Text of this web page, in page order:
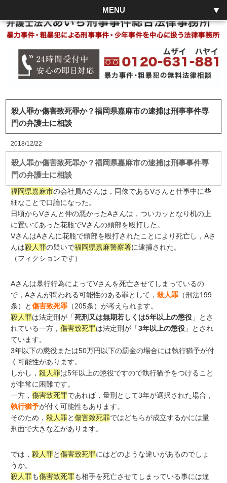
MENU
殺人罪か傷害致死罪か？福岡県嘉麻市の逮捕は刑事事件専
門の弁護士に相談
2018/12/22
殺人罪か傷害致死罪か？福岡県嘉麻市の逮捕は刑事事件専
門の弁護士に相談
福岡県嘉麻市の会社員Aさんは，同僚であるVさんと仕事中に些
細なことで口論になった。
日頃からVさんと仲の悪かったAさんは，ついカッとなり机の上
に置いてあった花瓶でVさんの頭部を殴打した。
VさんはAさんに花瓶で頭部を殴打されたことにより死亡し，Aさ
んは殺人罪の疑いで福岡県嘉麻警察署に逮捕された。
（フィクションです）
Aさんは暴行行為によってVさんを死亡させてしまっているの
で，Aさんが問われる可能性のある罪として，殺人罪 （刑法199
条）と傷害致死罪 （205条）が考えられます。
殺人罪は法定刑が「死刑又は無期若しくは5年以上の懲役 」とさ
れている一方，傷害致死罪は法定刑が「3年以上の懲役 」とされ
ています。
3年以下の懲役または50万円以下の罰金の場合には執行猶予が付
く可能性があります。
しかし，殺人罪は5年以上の懲役ですので執行猶予をつけること
が非常に困難です。
一方，傷害致死罪であれば，量刑として3年が選択された場合，
執行猶予が付く可能性もあります。
そのため，殺人罪と傷害致死罪ではどちらが成立するかには量
刑面で大きな差があります。
では，殺人罪と傷害致死罪にはどのような違いがあるのでしょ
うか。
殺人罪も傷害致死罪も相手を死亡させてしまっている事には違